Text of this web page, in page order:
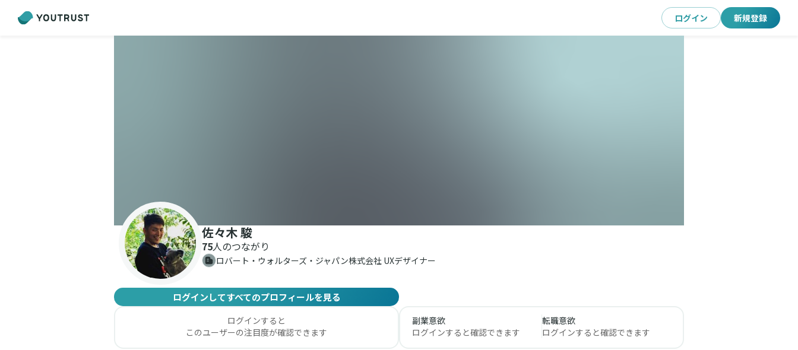
ログイン 新規登録
佐々木 駿
75人のつながり
ロバート・ウォルターズ・ジャパン株式会社 UXデザイナー
ログインしてすべてのプロフィールを見る
ログインすると
このユーザーの注目度が確認できます
副業意欲
ログインすると確認できます
転職意欲
ログインすると確認できます